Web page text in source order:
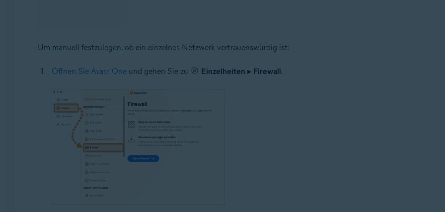
Um manuell festzulegen, ob ein einzelnes Netzwerk vertrauenswürdig ist:
Öffnen Sie Avast Oneund gehen Sie zu Einzelheiten ▸ Firewall.